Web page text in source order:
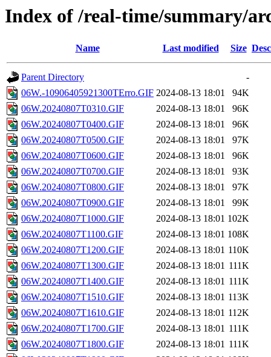
Index of /real-time/summary/
Name Last modified Size
Parent Directory
-
06W.-10906405921300TErro.GIF 2024-08-13 18:01
94K
06W.20240807T0310.GIF
2024-08-13 18:01
96K
06W.20240807T0400.GIF
2024-08-13 18:01
96K
06W.20240807T0500.GIF
2024-08-13 18:01
97K
06W.20240807T0600.GIF
2024-08-13 18:01
96K
06W.20240807T0700.GIF
2024-08-13 18:01
93K
06W.20240807T0800.GIF
2024-08-13 18:01
97K
06W.20240807T0900.GIF
2024-08-13 18:01
99K
06W.20240807T1000.GIF
2024-08-13 18:01 102K
06W.20240807T1100.GIF
2024-08-13 18:01 108K
06W.20240807T1200.GIF
2024-08-13 18:01 110K
06W.20240807T1300.GIF
2024-08-13 18:01 111K
06W.20240807T1400.GIF
2024-08-13 18:01 111K
06W.20240807T1510.GIF
2024-08-13 18:01 113K
06W.20240807T1610.GIF
2024-08-13 18:01 112K
06W.20240807T1700.GIF
2024-08-13 18:01 111K
06W.20240807T1800.GIF
2024-08-13 18:01 111K